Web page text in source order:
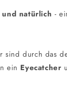
natürlich -
sind durch das
ein Eyecatcher